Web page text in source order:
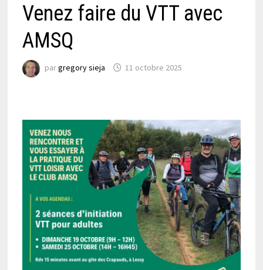
Venez faire du VTT avec
AMSQ
pargregory sieja 11 octobre 2025